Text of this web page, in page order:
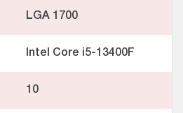
LGA 1700
Intel Core i5-13400F
10